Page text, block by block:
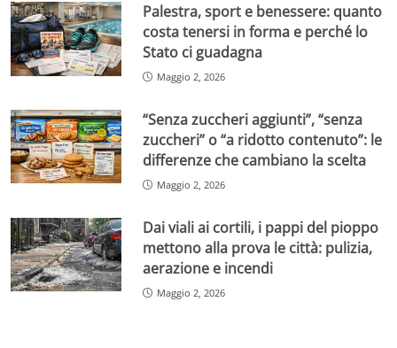
Palestra, sport e benessere: quanto
costa tenersi in forma e perché lo
Stato ci guadagna
Maggio 2, 2026
“Senza zuccheri aggiunti”, “senza
zuccheri” o “a ridotto contenuto”: le
differenze che cambiano la scelta
Maggio 2, 2026
Dai viali ai cortili, i pappi del pioppo
mettono alla prova le città: pulizia,
aerazione e incendi
Maggio 2, 2026